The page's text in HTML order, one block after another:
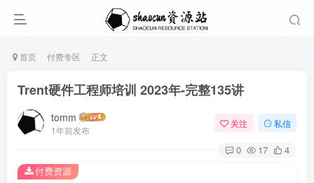
首页 付费专区 正文
Trent硬件工程师培训 2023年-完整135讲
tomm
1年前发布
关注 私信
0 17 4
付费资源